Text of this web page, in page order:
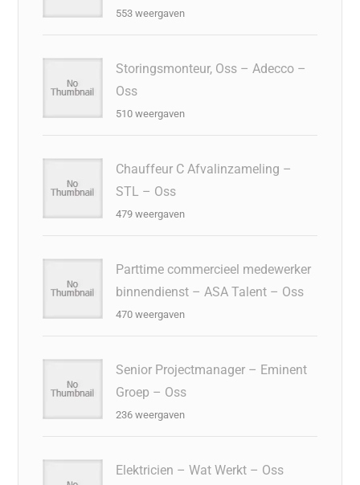
553 weergaven
Storingsmonteur, Oss – Adecco –
Oss
510 weergaven
Chauffeur C Afvalinzameling –
STL – Oss
479 weergaven
Parttime commercieel medewerker
binnendienst – ASA Talent – Oss
470 weergaven
Senior Projectmanager – Eminent
Groep – Oss
236 weergaven
Elektricien – Wat Werkt – Oss